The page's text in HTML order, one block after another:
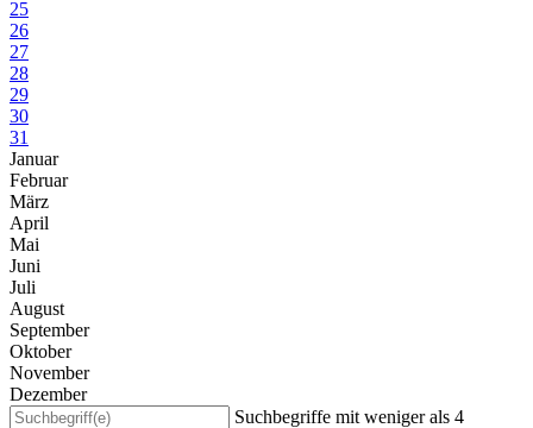
25
26
27
28
29
30
31
Januar
Februar
März
April
Mai
Juni
Juli
August
September
Oktober
November
Dezember
Suchbegriffe mit weniger als 4